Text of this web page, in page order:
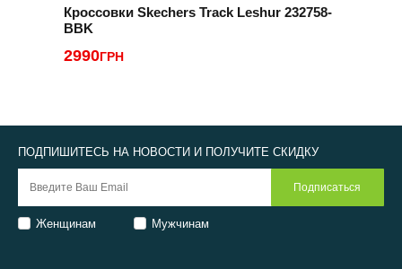
Кроссовки Skechers Track Leshur 232758-
BBK
2990ГРН
ПОДПИШИТЕСЬ НА НОВОСТИ И ПОЛУЧИТЕ СКИДКУ
Женщинам Мужчинам